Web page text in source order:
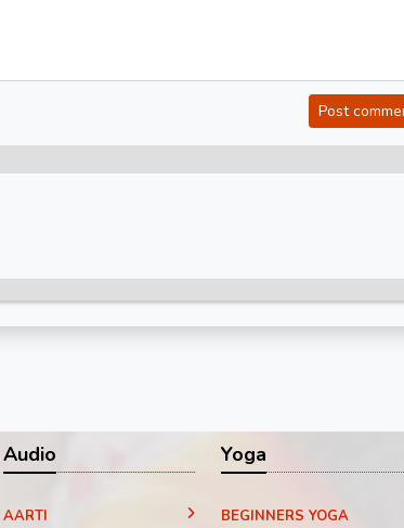
Post
Audio
AARTI
Yoga
BEGINNERS YOGA